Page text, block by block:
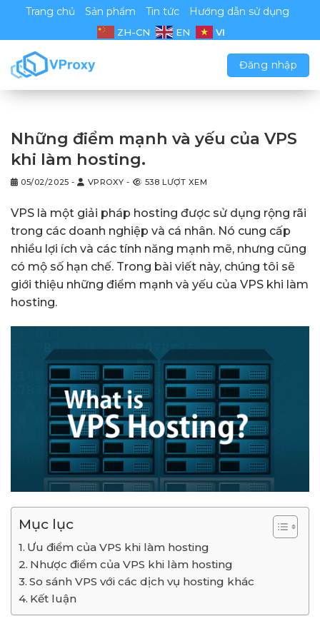
Chuyển
nội
dung
Trang chủ Sản phẩm Tin tức Hướng dẫn sử dụng
ZH-CN EN VI
Đăng nhập
Những điểm mạnh và yếu của VPS
khi làm hosting.
05/02/2025 - VPROXY - 538 LƯỢT XEM
VPS là một giải pháp hosting được sử dụng rộng rãi
trong các doanh nghiệp và cá nhân. Nó cung cấp
nhiều lợi ích và các tính năng mạnh mẽ, nhưng cũng
có mộ số hạn chế. Trong bài viết này, chúng tôi sẽ
giới thiệu những điểm mạnh và yếu của VPS khi làm
hosting.
Mục lục
Ưu điểm của VPS khi làm hosting
Nhược điểm của VPS khi làm hosting
So sánh VPS với các dịch vụ hosting khác
Kết luận